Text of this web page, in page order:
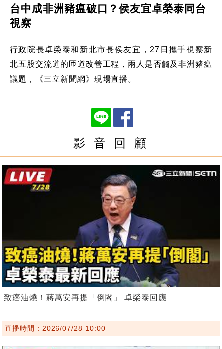
台中成非洲豬瘟破口？侯友宜卓榮泰同台
視察
行政院長卓榮泰和新北市長侯友宜，27日攜手視察新
北五股交流道的匝道改善工程，兩人是否觸及非洲豬瘟
議題，《三立新聞網》現場直播。
影 音 回 顧
致癌油燒！蔣萬安再提「倒閣」 卓榮泰回應
直播時間：2026/07/28 10:00